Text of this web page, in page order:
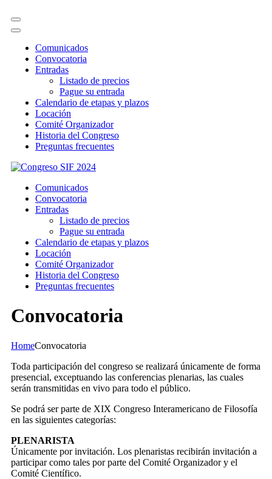
Comunicados
Convocatoria
Entradas
Listado de precios
Pague su entrada
Calendario de etapas y plazos
Locación
Comité Organizador
Historia del Congreso
Preguntas frecuentes
Skip
content
(Press
Enter)
Congreso SIF 2024
Comunicados
Convocatoria
Entradas
Listado de precios
Pague su entrada
Calendario de etapas y plazos
Locación
Comité Organizador
Historia del Congreso
Preguntas frecuentes
Convocatoria
HomeConvocatoria
Toda participación del congreso se realizará únicamente de forma
presencial, exceptuando las conferencias plenarias, las cuales
serán transmitidas en vivo para todo el público.
Se podrá ser parte de XIX Congreso Interamericano de Filosofía
en las siguientes categorías:
PLENARISTA
Únicamente por invitación. Los plenaristas recibirán invitación a
participar como tales por parte del Comité Organizador y el
Comité Científico.